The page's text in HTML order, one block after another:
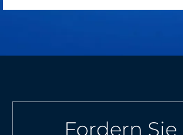
Fordern Sie